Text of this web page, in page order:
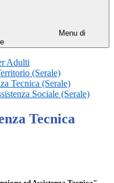
Menu di
Adulti
(Serale)
Tecnica (Serale)
Sociale (Serale)
Tecnica